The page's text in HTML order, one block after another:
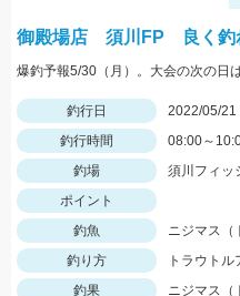
御殿場店 須川FP 良く釣
釣行日
2022/05/21
釣行時間
08:00～
釣場
須川フィッ
ポイント
釣魚
ニジマス（
釣り方
トラウトル
釣果
ニジマス（